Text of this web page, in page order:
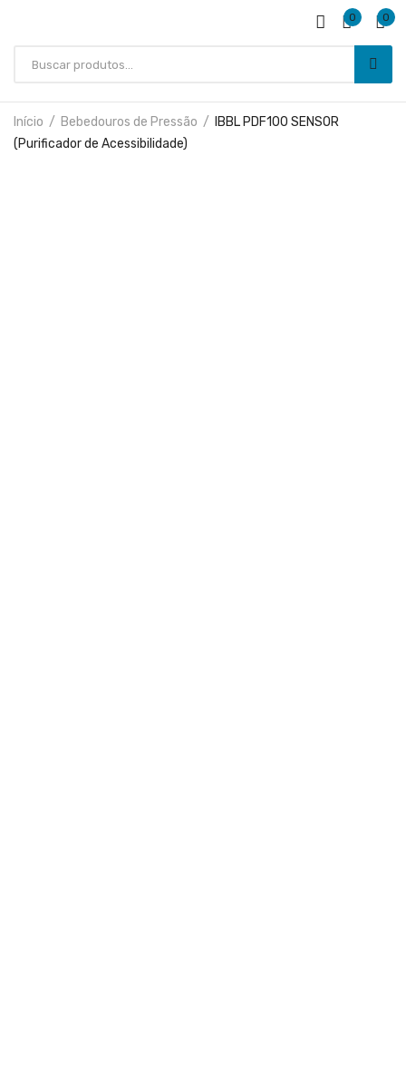
0 0
Início Bebedouros de Pressão
IBBL PDF100 SENSOR
(Purificador de Acessibilidade)